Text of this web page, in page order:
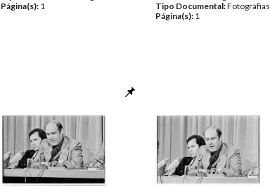
Página(s): 1
Tipo Documental:Fotografias
Página(s): 1